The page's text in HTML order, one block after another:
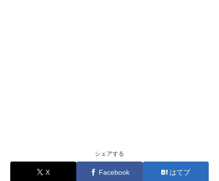
シェアする
X Facebook はてブ